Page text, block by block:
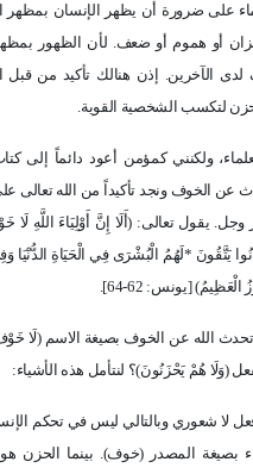
على ضرورة أن يظهر الإنسان بمظهر
أو هموم أو ضعف. لأن الظهور
لدى الآخرين. إذن هنالك تأكيد من
لتكسب الشخصية القوية.
ولكنني كمؤمن أعود دائماً إلى
عن الخوف ونجد تأكيداً من الله تعالى
وجل. يقول تعالى: (أَلَا إِنَّ أَوْلِيَاءَ اللَّهِ
يَتَّقُونَ *لَهُمُ الْبُشْرَى فِي الْحَيَاةِ الدُّنْيَا
[يونس: 62-64].
تحدث الله عن الخوف بصيغة الاسم (لَا
(وَلَا هُمْ يَحْزَنُونَ)؟ لنتأمل هذه الأشياء:
لا شعوري وبالتالي ليس في تحكم
بصيغة المصدر (خوف). بينما الحزن